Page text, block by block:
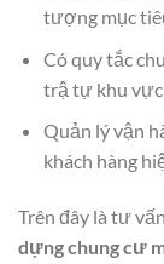
tượng mục
Có quy tắc
trậ tự khu vực
Quản lý vận
khách hàng
Trên đây là tư
dựng chung cư